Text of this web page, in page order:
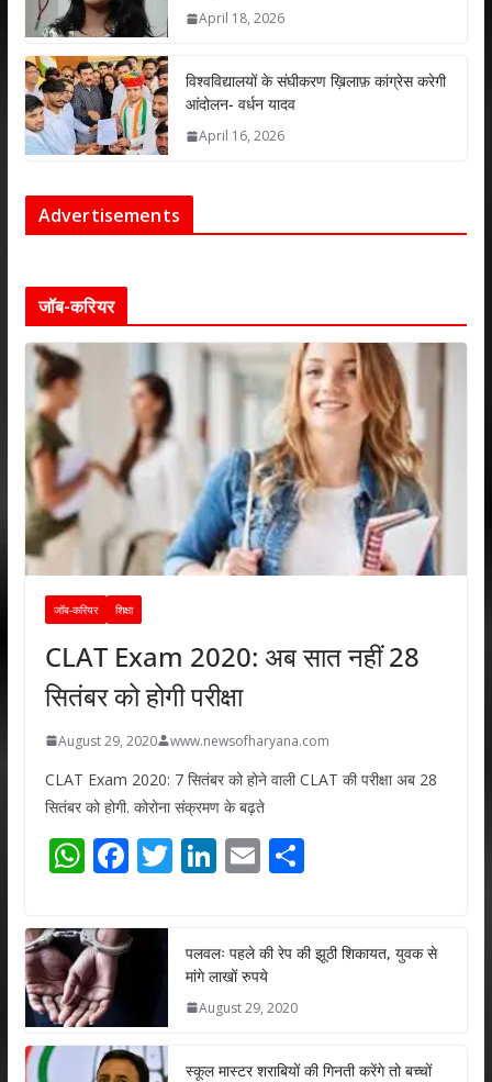
April 18, 2026
विश्वविद्यालयों के संघीकरण ख़िलाफ़ कांग्रेस करेगी
आंदोलन- वर्धन यादव
April 16, 2026
Advertisements
जॉब-करियर
जॉब-करियर शिक्षा
CLAT Exam 2020: अब सात नहीं 28
सितंबर को होगी परीक्षा
August 29, 2020 www.newsofharyana.com
CLAT Exam 2020: 7 सितंबर को होने वाली CLAT की परीक्षा अब 28
सितंबर को होगी. कोरोना संक्रमण के बढ़ते
W
at
s
A
p
p
F
e
b
o
k
T
er
Li
e
dI
n
E
l
S
e
पलवलः पहले की रेप की झूठी शिकायत, युवक से
मांगे लाखों रुपये
August 29, 2020
स्कूल मास्टर शराबियों की गिनती करेंगे तो बच्चों